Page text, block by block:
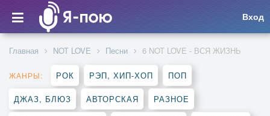
Вход
Главная NOT LOVE Песни 6 NOT LOVE - ВСЯ ЖИЗНЬ
ЖАНРЫ: РОК РЭП, ХИП-ХОП ПОП
ДЖАЗ, БЛЮЗ АВТОРСКАЯ РАЗНОЕ